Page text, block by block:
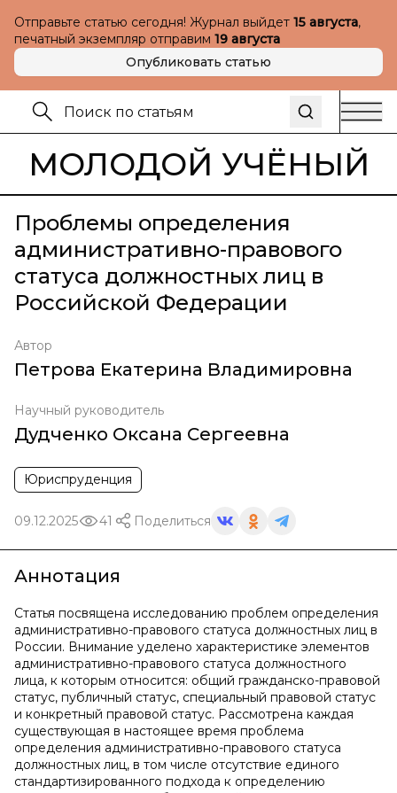
Отправьте статью сегодня! Журнал выйдет 15 августа,
печатный экземпляр отправим 19 августа
Опубликовать статью
МОЛОДОЙ УЧЁНЫЙ
Проблемы определения
административно-правового
статуса должностных лиц в
Российской Федерации
Автор
Петрова Екатерина Владимировна
Научный руководитель
Дудченко Оксана Сергеевна
Юриспруденция
09.12.2025 41 Поделиться
Аннотация
Статья посвящена исследованию проблем определения
административно-правового статуса должностных лиц в
России. Внимание уделено характеристике элементов
административно-правового статуса должностного
лица, к которым относится: общий гражданско-правовой
статус, публичный статус, специальный правовой статус
и конкретный правовой статус. Рассмотрена каждая
существующая в настоящее время проблема
определения административно-правового статуса
должностных лиц, в том числе отсутствие единого
стандартизированного подхода к определению